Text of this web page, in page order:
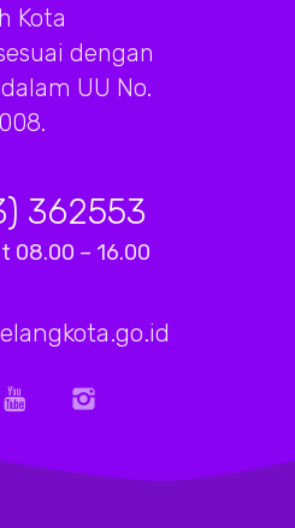
Kota
dengan
UU No.
362553
08.00 – 16.00